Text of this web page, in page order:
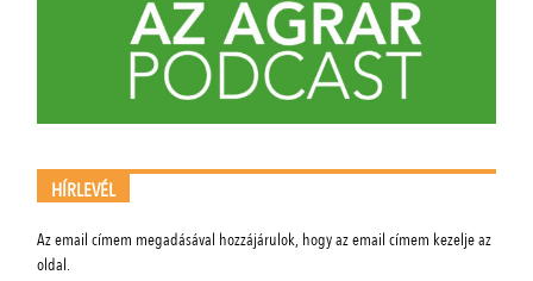
HÍRLEVÉL
Az email címem megadásával hozzájárulok, hogy az email címem kezelje az
oldal.